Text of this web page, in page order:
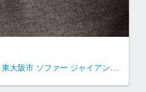
東大阪市 ソファー ジャイアン 昼寝